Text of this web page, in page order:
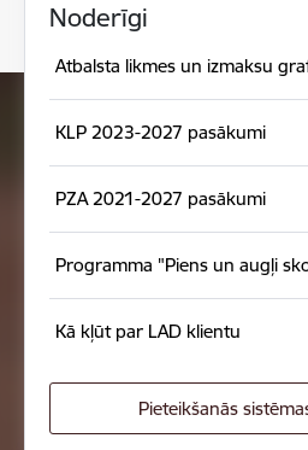
Noderīgi
Atbalsta likmes un izmaksu
KLP 2023-2027 pasākumi
PZA 2021-2027 pasākumi
Programma "Piens un augļi
Kā kļūt par LAD klientu
Pieteikšanās